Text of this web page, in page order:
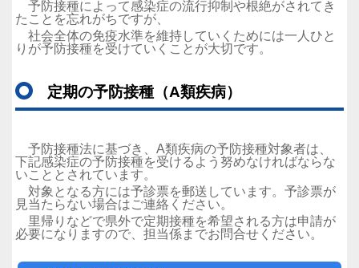
予防接種によって感染症の流行抑制や根絶がされてき
たことを忘れがちですが、
社会全体の免疫水準を維持していくためには一人ひと
りが予防接種を受けていくことが大切です。
定期の予防接種（A類疾病）
予防接種法に基づき、A類疾病の予防接種対象者は、
下記感染症の予防接種を受けるよう努めなければならな
いこととされています。
対象となる方には予診票を郵送しています。予診票が
見当たらない場合はご連絡ください。
里帰りなどで県外で定期接種を希望される方は申請が
必要になりますので、担当係までお問合せください。